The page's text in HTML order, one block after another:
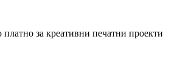
платно за креативни печатни проекти